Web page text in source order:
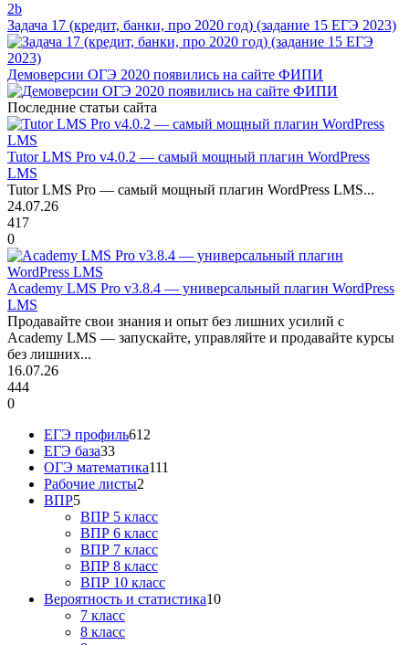
Задача 17 (кредит, банки, про 2020 год) (задание 15 ЕГЭ 2023)
Демоверсии ОГЭ 2020 появились на сайте ФИПИ
Последние статьи сайта
Tutor LMS Pro v4.0.2 — самый мощный плагин WordPress
LMS
Tutor LMS Pro — самый мощный плагин WordPress LMS...
24.07.26
417
0
Academy LMS Pro v3.8.4 — универсальный плагин WordPress
LMS
Продавайте свои знания и опыт без лишних усилий с
Academy LMS — запускайте, управляйте и продавайте курсы
без лишних...
16.07.26
444
0
ЕГЭ профиль612
ЕГЭ база33
ОГЭ математика111
Рабочие листы2
ВПР5
ВПР 5 класс
ВПР 6 класс
ВПР 7 класс
ВПР 8 класс
ВПР 10 класс
Вероятность и статистика10
7 класс
8 класс